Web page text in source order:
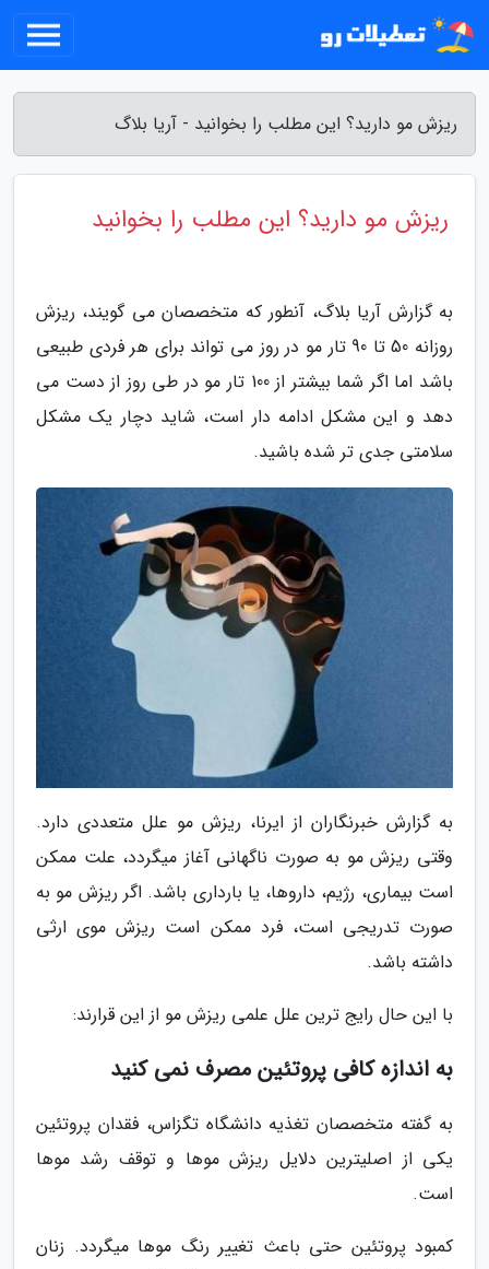
ریزش مو دارید؟ این مطلب را بخوانید - آریا بلاگ
ریزش مو دارید؟ این مطلب را بخوانید
به گزارش آریا بلاگ، آنطور که متخصصان می گویند، ریزش
روزانه 50 تا 90 تار مو در روز می تواند برای هر فردی طبیعی
باشد اما اگر شما بیشتر از 100 تار مو در طی روز از دست می
دهد و این مشکل ادامه دار است، شاید دچار یک مشکل
سلامتی جدی تر شده باشید.
به گزارش خبرنگاران از ایرنا، ریزش مو علل متعددی دارد.
وقتی ریزش مو به صورت ناگهانی آغاز میگردد، علت ممکن
است بیماری، رژیم، داروها، یا بارداری باشد. اگر ریزش مو به
صورت تدریجی است، فرد ممکن است ریزش موی ارثی
داشته باشد.
با این حال رایج ترین علل علمی ریزش مو از این قرارند:
به اندازه کافی پروتئین مصرف نمی کنید
به گفته متخصصان تغذیه دانشگاه تگزاس، فقدان پروتئین
یکی از اصلیترین دلایل ریزش موها و توقف رشد موها
است.
کمبود پروتئین حتی باعث تغییر رنگ موها میگردد. زنان